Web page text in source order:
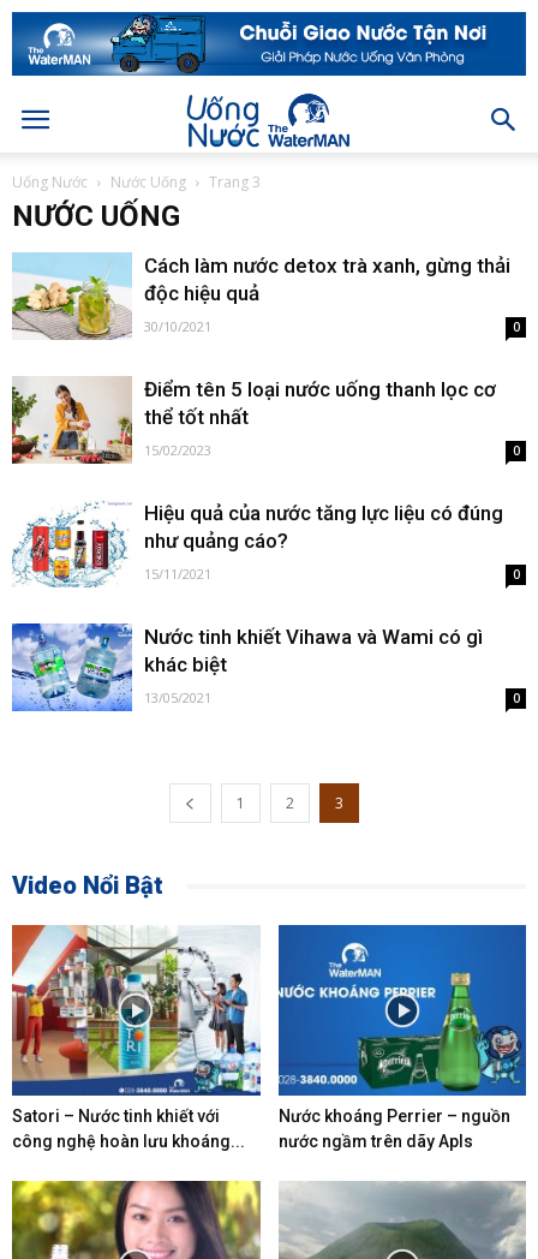
Uống Nước Nước Uống Trang 3
NƯỚC UỐNG
Cách làm nước detox trà xanh, gừng thải
độc hiệu quả
30/10/2021 0
Điểm tên 5 loại nước uống thanh lọc cơ
thể tốt nhất
15/02/2023 0
Hiệu quả của nước tăng lực liệu có đúng
như quảng cáo?
15/11/2021 0
Nước tinh khiết Vihawa và Wami có gì
khác biệt
13/05/2021 0
1 2 3
Video Nổi Bật
Satori – Nước tinh khiết với
công nghệ hoàn lưu khoáng...
Nước khoáng Perrier – nguồn
nước ngầm trên dãy Apls